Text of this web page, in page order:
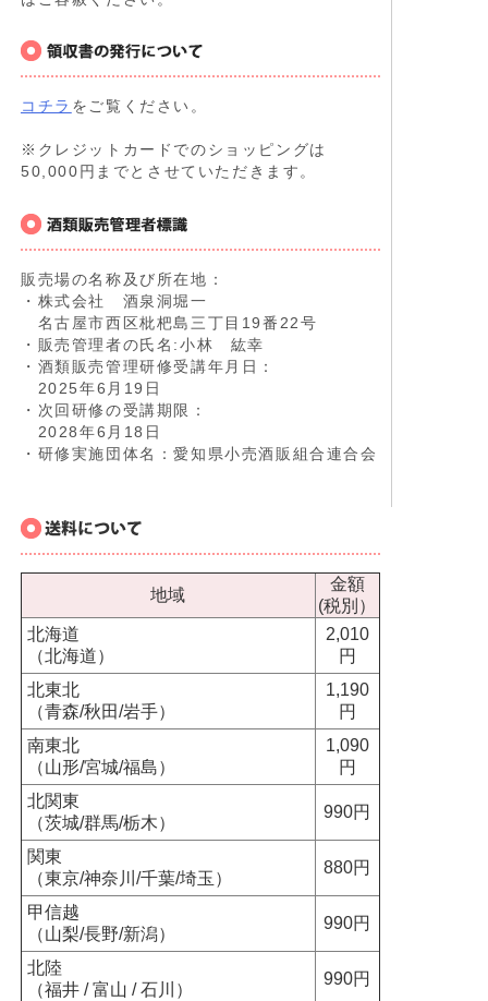
コチラ をご覧ください。
※クレジットカードでのショッピングは
50,000円までとさせていただきます。
販売場の名称及び所在地：
・株式会社 酒泉洞堀一
名古屋市西区枇杷島三丁目19番22号
・販売管理者の氏名:小林 紘幸
・酒類販売管理研修受講年月日：
2025年6月19日
・次回研修の受講期限：
2028年6月18日
・研修実施団体名：愛知県小売酒販組合連合会
地域
金額
(税別）
北海道
（北海道）
2,010
円
北東北
（青森/秋田/岩手）
1,190
円
南東北
（山形/宮城/福島）
1,090
円
北関東
（茨城/群馬/栃木）
990円
関東
（東京/神奈川/千葉/埼玉）
880円
甲信越
（山梨/長野/新潟）
990円
北陸
（福井 / 富山 / 石川）
990円